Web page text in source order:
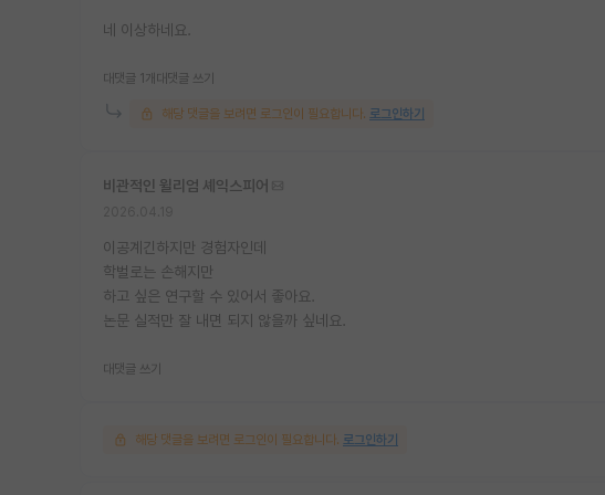
네 이상하네요.
대댓글 1개 대댓글 쓰기
해당 댓글을 보려면 로그인이 필요합니다. 로그인하기
비관적인 윌리엄 셰익스피어
이공계긴하지만 경험자인데
학벌로는 손해지만
하고 싶은 연구할 수 있어서 좋아요.
논문 실적만 잘 내면 되지 않을까 싶네요.
대댓글 쓰기
해당 댓글을 보려면 로그인이 필요합니다. 로그인하기